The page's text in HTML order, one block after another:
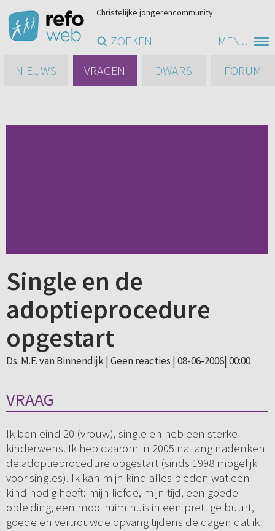
MENU
Christelijke jongerencommunity
ZOEKEN
NIEUWS
VRAGEN DWARS FORUM
Single en de
adoptieprocedure
opgestart
Ds. M.F. van Binnendijk | Geen reacties | 08-06-2006| 00:00
VRAAG
Ik ben eind 20 (vrouw), single en heb een sterke
kinderwens. Ik heb daarom in 2005 na lang nadenken
de adoptieprocedure opgestart (sinds 1998 mogelijk
voor singles). Ik kan mijn kind alles bieden wat een
kind nodig heeft: mijn liefde, mijn tijd, een goede
opleiding, een mooi ruim huis in een prettige buurt,
goede en vertrouwde opvang tijdens de dagen dat ik